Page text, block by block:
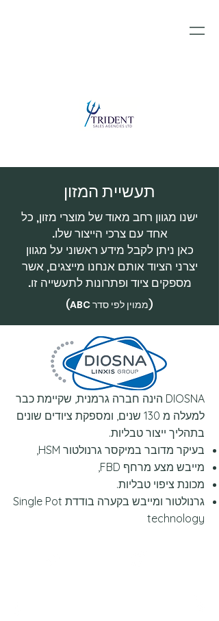
תעשיית המזון
ישנו מגוון רחב מאוד של מוצרי מזון, כל
אחד עם צרכי הייצור שלו.
כאן ניתן לקבל מידע ראשוני על מגוון
יצרני הציוד אותם אנחנו מייצגים, אשר
מספקים ציוד ופתרונות לתעשייה זו.
(ממוין לפי סדר ABC)
DIOSNA הינה חברה גרמנית, שקיימת כבר
למעלה מ 130 שנים, ומספקת ציודים שונים
בתהליך ייצור טבליות.
בעיקר מדובר במיקסר גרנולטור HSM,
מייבש מצע מרחף FBD,
מכונת ציפוי טבליות.
גרנולטור ומייבש בקערה בודדת Single Pot
technology